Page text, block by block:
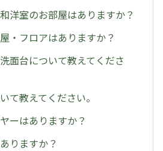
洋室のお部屋はありますか？
・フロアはありますか？
面台について教えてくださ
て教えてください。
ーはありますか？
りますか？